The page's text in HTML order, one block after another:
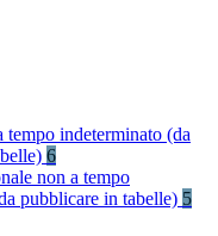
tempo indeterminato (da
6
non a tempo
pubblicare in tabelle) 5